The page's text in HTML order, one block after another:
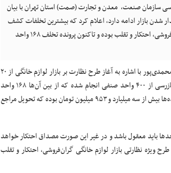
سازمان صنعت، ‌ معدن و تجارت (صمت) استان تهران با بیان
شدن بازار ادامه دارد، اعلام کرد که بیشترین تخلفات کشف
شده در طرح ویژه نظارتی بازار لوازم خانگی گران‌فروشی، احتکار و تقلب بوده و تاکنون پرونده تخلف ۱۶۸ واحد
به گزارش کسب و کار نیوز به نقل از ایسنا، سعید محمدی‌پور با اشاره به آغاز طرح نظارت بر بازار لوازم خانگی از ۲۰
خرداد ماه، اظهار کرد:‌ تا روز گذشته ۱۲۷۹ مورد بازرسی از ۴۰۰ واحد صنفی انجام شده که از بین آن‌ها ۱۶۸ واحد
صنفی متخلف شناسایی شدند و ارزش کل این پرونده‌ها بیش از سه میلیارد و ۹۵۳ میلیون تومان بوده که تحویل مراجع
باید معقول باشد و در غیر این صورت مصداق احتکار خواهد
نظارتی بازار لوازم خانگی گران‌فروشی، احتکار و تقلب